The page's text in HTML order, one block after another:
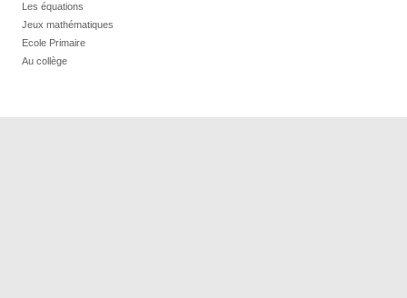
Les équations
Jeux mathématiques
Ecole Primaire
Au collège